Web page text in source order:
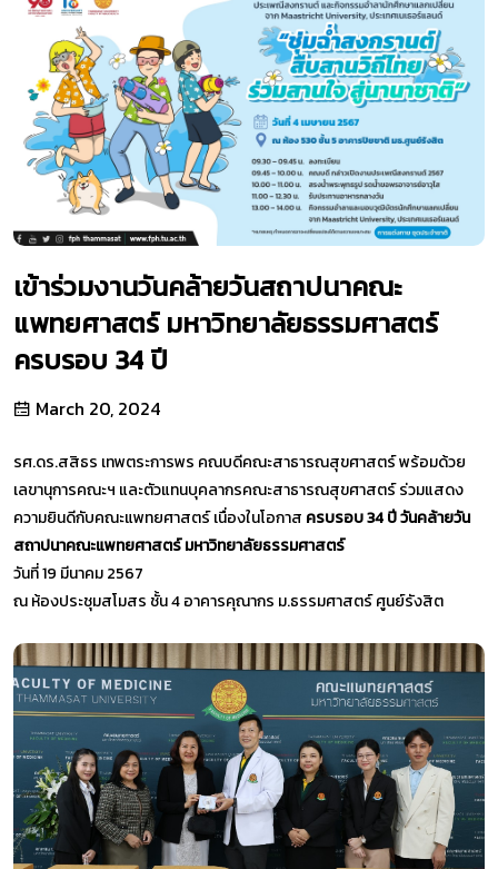
เข้าร่วมงานวันคล้ายวันสถาปนาคณะ
แพทยศาสตร์ มหาวิทยาลัยธรรมศาสตร์
ครบรอบ 34 ปี
March 20, 2024
รศ.ดร.สสิธร เทพตระการพร คณบดีคณะสาธารณสุขศาสตร์ พร้อมด้วย
เลขานุการคณะฯ และตัวแทนบุคลากรคณะสาธารณสุขศาสตร์ ร่วมแสดง
ความยินดีกับคณะแพทยศาสตร์ เนื่องในโอกาส ครบรอบ 34 ปี วันคล้ายวัน
สถาปนาคณะแพทยศาสตร์ มหาวิทยาลัยธรรมศาสตร์
วันที่ 19 มีนาคม 2567
ณ ห้องประชุมสโมสร ชั้น 4 อาคารคุณากร ม.ธรรมศาสตร์ ศูนย์รังสิต